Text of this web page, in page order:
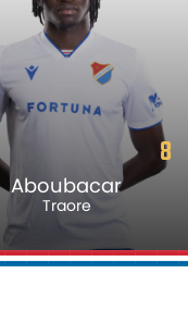
8
Aboubacar
Traore